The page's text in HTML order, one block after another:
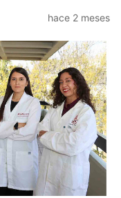
hace 2 meses